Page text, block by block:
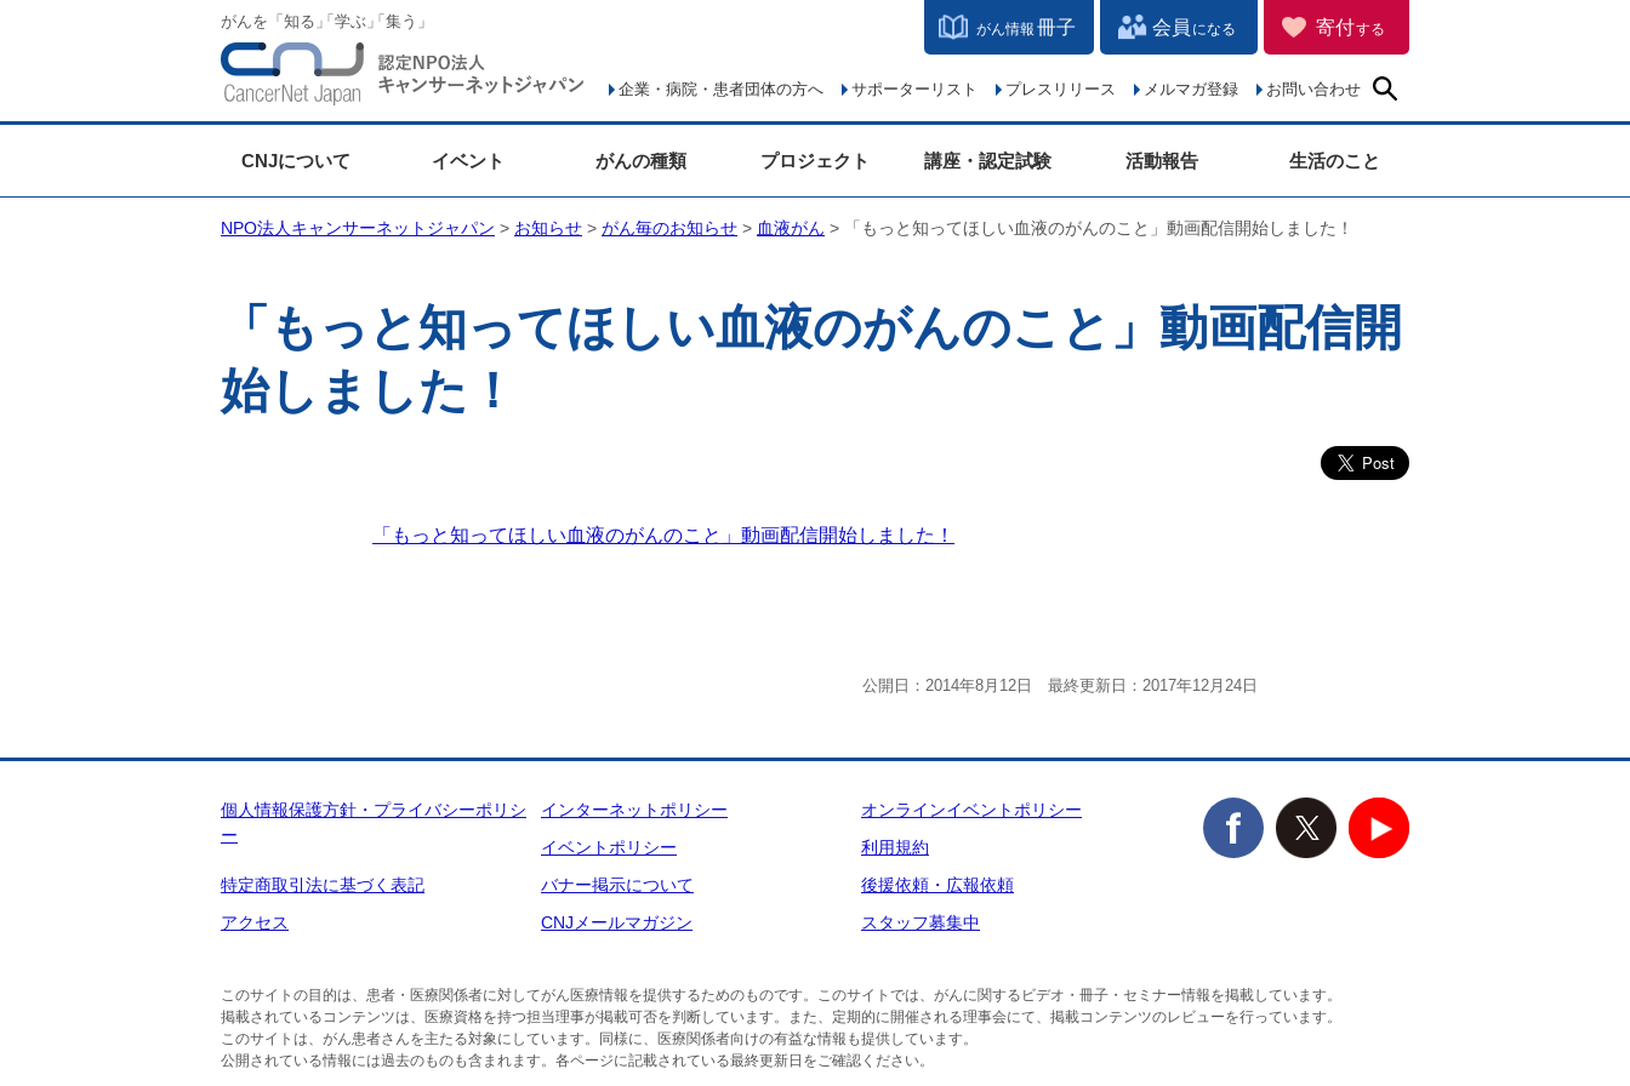
がんを「知る 「学ぶ 「集う」 がん情報 冊子 寄付する
会員 になる
お問い合わせ
メルマガ登録
プレスリリース
サポーターリスト
企業・病院・患者団体の方へ
CNJについて イベント がんの種類 プロジェクト 講座・認定試験 活動報告 生活のこと
NPO法人キャンサーネットジャパン > お知らせ > がん毎のお知らせ > 血液がん > 「もっと知ってほしい血液のがんのこと」動画配信開始しました！
「もっと知ってほしい血液のがんのこと」動画配信開
始しました！
「もっと知ってほしい血液のがんのこと」動画配信開始しました！
公開日：2014年8月12日 最終更新日：2017年12月24日
個人情報保護方針・プライバシーポリシ
ー
インターネットポリシー
オンラインイベントポリシー
イベントポリシー
利用規約
特定商取引法に基づく表記
バナー掲示について
後援依頼・広報依頼
アクセス
CNJメールマガジン スタッフ募集中
このサイトの目的は、患者・医療関係者に対してがん医療情報を提供するためのものです。このサイトでは、がんに関するビデオ・冊子・セミナー情報を掲載しています。
掲載されているコンテンツは、医療資格を持つ担当理事が掲載可否を判断しています。また、定期的に開催される理事会にて、掲載コンテンツのレビューを行っています。
このサイトは、がん患者さんを主たる対象にしています。同様に、医療関係者向けの有益な情報も提供しています。
公開されている情報には過去のものも含まれます。各ページに記載されている最終更新日をご確認ください。